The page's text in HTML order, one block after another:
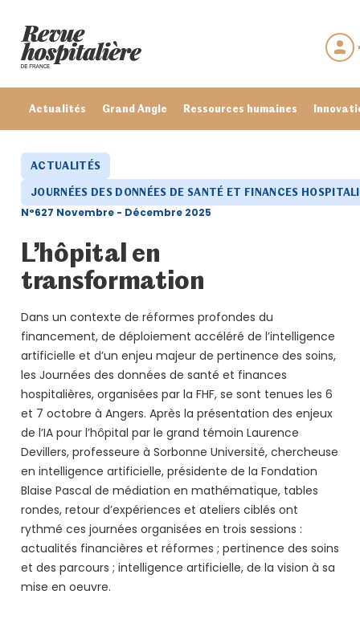
Actualités Grand Angle Ressources humaines
Se connecter
Mot de passe oublié ?
ACTUALITÉS
JOURNÉES DES DONNÉES DE SANTÉ ET FINANCES
N°627 Novembre - Décembre 2025
L’hôpital en
transformation
Dans un contexte de réformes profondes du
financement, de déploiement accéléré de l’intelligence
artificielle et d’un enjeu majeur de pertinence des soins,
les Journées des données de santé et finances
hospitalières, organisées par la FHF, se sont tenues les 6
et 7 octobre à Angers. Après la présentation des enjeux
de l’IA pour l’hôpital par le grand témoin Laurence
Devillers, professeure à Sorbonne Université, chercheuse
en intelligence artificielle, présidente de la Fondation
Blaise Pascal de médiation en mathématique, tables
rondes, retour d’expériences et ateliers ciblés ont
rythmé ces journées organisées en trois sessions :
actualités financières et réformes ; pertinence des soins
et des parcours ; intelligence artificielle, de la vision à sa
mise en oeuvre.